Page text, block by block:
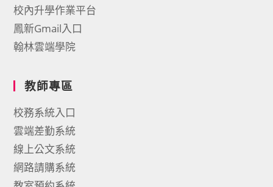
校內升學作業平台
鳳新Gmail入口
翰林雲端學院
教師專區
校務系統入口
雲端差勤系統
線上公文系統
網路請購系統